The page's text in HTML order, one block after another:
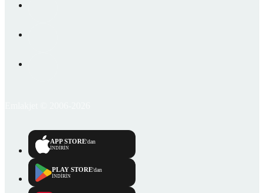
APP STORE'dan
İNDİRİN
PLAY STORE'dan
İNDİRİN